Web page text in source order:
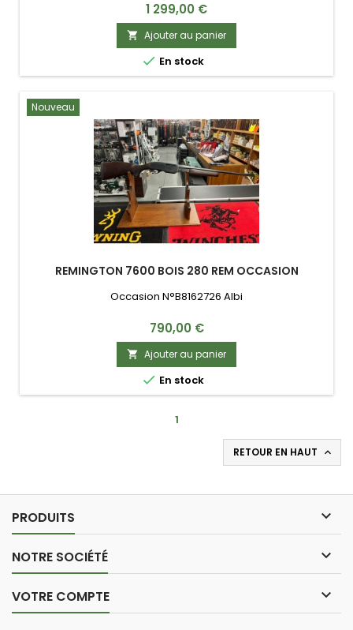
Prix
1 299,00 €
 Ajouter au panier
 En stock
Nouveau
REMINGTON 7600 BOIS 280 REM OCCASION
Occasion N°B8162726 Albi
Prix
790,00 €
 Ajouter au panier
 En stock
1
RETOUR EN HAUT 
PRODUITS 
NOTRE SOCIÉTÉ 
VOTRE COMPTE 